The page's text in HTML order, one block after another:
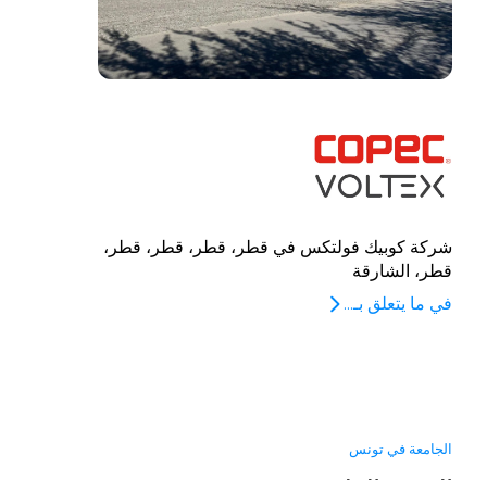
الجامعة في تونس
شركة كوبيك فولتكس في قطر، قطر، قطر، قطر،
قطر، الشارقة
في ما يتعلق بـ...